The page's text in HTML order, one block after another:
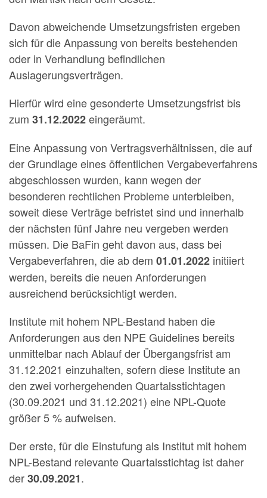
Davon abweichende Umsetzungsfristen ergeben
sich für die Anpassung von bereits bestehenden
oder in Verhandlung befindlichen
Auslagerungsverträgen.
Hierfür wird eine gesonderte Umsetzungsfrist bis
zum 31.12.2022eingeräumt.
Eine Anpassung von Vertragsverhältnissen, die auf
der Grundlage eines öffentlichen Vergabeverfahrens
abgeschlossen wurden, kann wegen der
besonderen rechtlichen Probleme unterbleiben,
soweit diese Verträge befristet sind und innerhalb
der nächsten fünf Jahre neu vergeben werden
müssen. Die BaFin geht davon aus, dass bei
Vergabeverfahren, die ab dem 01.01.2022 initiiert
werden, bereits die neuen Anforderungen
ausreichend berücksichtigt werden.
Institute mit hohem NPL-Bestand haben die
Anforderungen aus den NPE Guidelines bereits
unmittelbar nach Ablauf der Übergangsfrist am
31.12.2021 einzuhalten, sofern diese Institute an
den zwei vorhergehenden Quartalsstichtagen
(30.09.2021 und 31.12.2021) eine NPL-Quote
größer 5 % aufweisen.
Der erste, für die Einstufung als Institut mit hohem
NPL-Bestand relevante Quartalsstichtag ist daher
der30.09.2021.